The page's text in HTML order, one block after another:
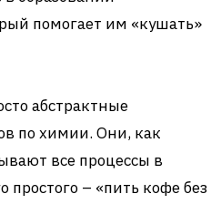
помогает им «кушать»
абстрактные
по химии. Они, как
все процессы в
– «пить кофе без